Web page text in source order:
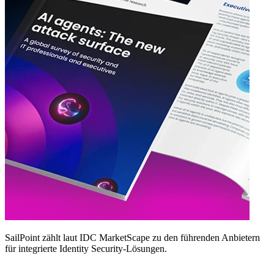
SailPoint zählt laut IDC MarketScape zu den führenden Anbietern
für integrierte Identity Security‑Lösungen.